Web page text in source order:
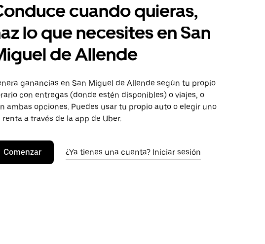
cuando quieras,
lo que necesites en San
de Allende
ganancias en San Miguel de Allende según tu propio
con entregas (donde estén disponibles) o viajes, o
ambas opciones. Puedes usar tu propio auto o elegir uno
renta a través de la app de Uber.
Comenzar ¿Ya tienes una cuenta? Iniciar sesión